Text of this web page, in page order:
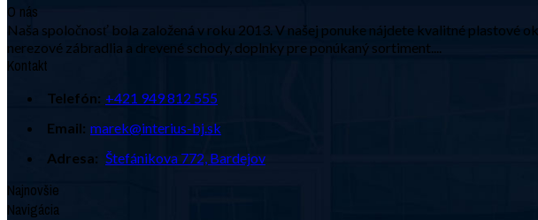
O nás
Naša spoločnosť bola založená v roku 2013. V našej ponuke nájdete kvalitné plastové
nerezové zábradlia a drevené schody, doplnky pre ponúkaný sortiment....
Kontakt
Telefón: +421 949 812 555
Email: marek@interius-bj.sk
Adresa: Štefánikova 772, Bardejov
Najnovšie
Navigácia